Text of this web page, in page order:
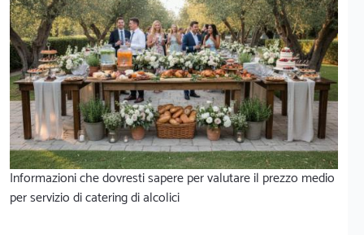
Informazioni che dovresti sapere per valutare il prezzo medio
per servizio di catering di alcolici